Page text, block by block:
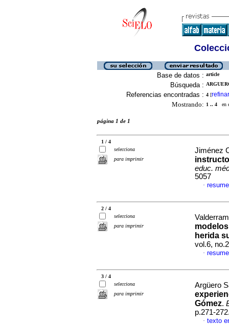
Base de datos : article
Búsqueda :
Referencias encontradas : 4 [refinar
Mostrando: 1 .. 4 en
página 1 de 1
1 / 4
selecciona
para imprimir
Jiménez
educ.
5057
·
2 / 4
selecciona
para imprimir
herida
vol.6,
·
3 / 4
selecciona
para imprimir
Argüero
Gómez.
p.271-
· texto